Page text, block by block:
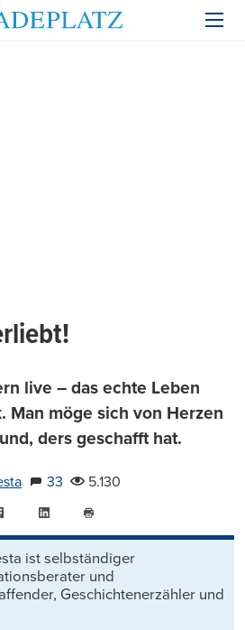
live – das echte Leben
Man möge sich von Herzen
ders geschafft hat.
33
5.130
FacebookLinkedIn
drucken
ist selbständiger
und
Geschichtenerzähler und